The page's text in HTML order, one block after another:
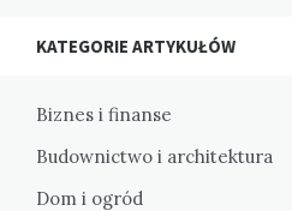
KATEGORIE ARTYKUŁÓW
Biznes i finanse
Budownictwo i architektura
Dom i ogród